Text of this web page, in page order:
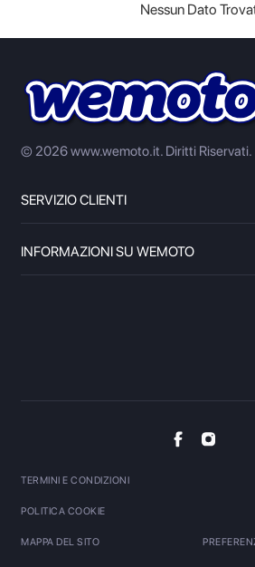
Nessun Dato
© 2026 www.wemoto.it. Diritti Riservati.
SERVIZIO CLIENTI
INFORMAZIONI SU WEMOTO
TERMINI E CONDIZIONI
POLITICA COOKIE
MAPPA DEL SITO